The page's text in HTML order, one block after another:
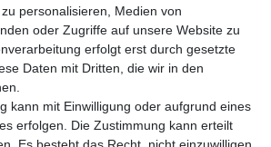
und suchen einen Vertriebspartner in
Mail:Herstelleranfrage Vertrieb
personalisieren, Medien von
oder Zugriffe auf unsere Website zu
erfolgt erst durch gesetzte
Daten mit Dritten, die wir in den
kann mit Einwilligung oder aufgrund eines
erfolgen. Die Zustimmung kann erteilt